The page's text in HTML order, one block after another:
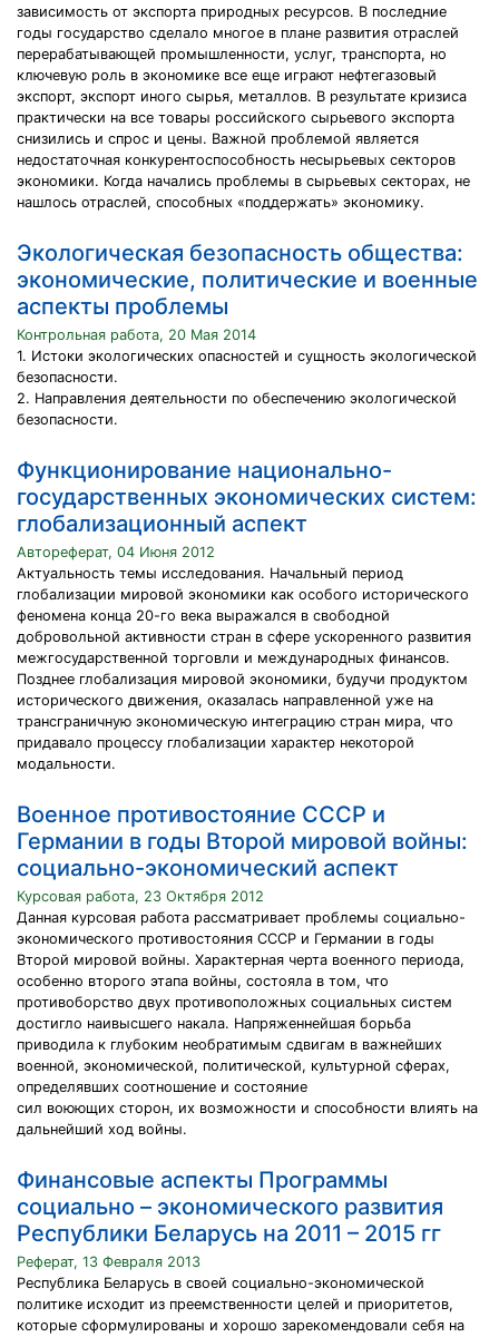
зависимость от экспорта природных ресурсов. В последние
годы государство сделало многое в плане развития отраслей
перерабатывающей промышленности, услуг, транспорта, но
ключевую роль в экономике все еще играют нефтегазовый
экспорт, экспорт иного сырья, металлов. В результате кризиса
практически на все товары российского сырьевого экспорта
снизились и спрос и цены. Важной проблемой является
недостаточная конкурентоспособность несырьевых секторов
экономики. Когда начались проблемы в сырьевых секторах, не
нашлось отраслей, способных «поддержать» экономику.
Экологическая безопасность общества:
экономические, политические и военные
аспекты проблемы
Контрольная работа, 20 Мая 2014
1. Истоки экологических опасностей и сущность экологической
безопасности.
2. Направления деятельности по обеспечению экологической
безопасности.
Функционирование национально-
государственных экономических систем:
глобализационный аспект
Автореферат, 04 Июня 2012
Актуальность темы исследования. Начальный период
глобализа­ции мировой экономики как особого исторического
феномена конца 20-го века выражался в свободной
добровольной активности стран в сфере ускоренного развития
межгосударственной торговли и международных финансов.
Позднее глобализация мировой экономики, бу­дучи продуктом
исторического движения, оказалась направленной уже на
трансграничную экономическую инте­грацию стран мира, что
придавало процессу глобализации характер некоторой
модальности.
Военное противостояние СССР и
Германии в годы Второй мировой войны:
социально-экономический аспект
Курсовая работа, 23 Октября 2012
Данная курсовая работа рассматривает проблемы социально-
экономического противостояния СССР и Германии в годы
Второй мировой войны. Характерная черта военного периода,
особенно второго этапа войны, состояла в том, что
противоборство двух противоположных социальных систем
достигло наивысшего накала. Напряженнейшая борьба
приводила к глубоким необратимым сдвигам в важнейших
военной, экономической, политической, культурной сферах,
определявших соотношение и состояние
сил воюющих сторон, их возможности и способности влиять на
дальнейший ход войны.
Финансовые аспекты Программы
социально – экономического развития
Республики Беларусь на 2011 – 2015 гг
Реферат, 13 Февраля 2013
Республика Беларусь в своей социально-экономической
политике исходит из преемственности целей и приоритетов,
которые сформулированы и хорошо зарекомендовали себя на